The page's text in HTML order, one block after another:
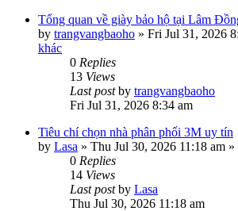
Tổng quan về giày bảo hộ tại Lâm
by trangvangbaoho » Fri Jul 31, 2026
khác
0 Replies
13 Views
Last postby trangvangbaoho
Fri Jul 31, 2026 8:34 am
Tiêu chí chọn nhà phân phối 3M uy tín
by Lasa » Thu Jul 30, 2026 11:18 am »
0 Replies
14 Views
Last postby Lasa
Thu Jul 30, 2026 11:18 am